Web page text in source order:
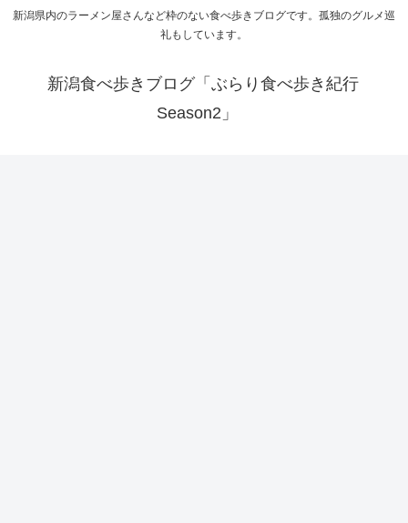
新潟県内のラーメン屋さんなど枠のない食べ歩きブログです。孤独のグルメ巡
礼もしています。
新潟食べ歩きブログ「ぶらり食べ歩き紀行
Season2」